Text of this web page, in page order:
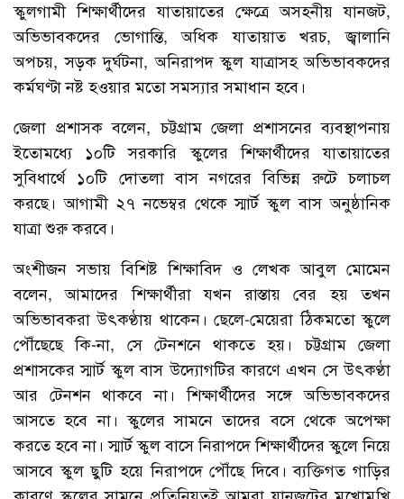
স্কুলগামী শিক্ষার্থীদের যাতায়াতের ক্ষেত্রে অসহনীয় যানজট,
অভিভাবকদের ভোগান্তি, অধিক যাতায়াত খরচ, জ্বালানি
অপচয়, সড়ক দুর্ঘটনা, অনিরাপদ স্কুল যাত্রাসহ অভিভাবকদের
কর্মঘণ্টা নষ্ট হওয়ার মতো সমস্যার সমাধান হবে।
জেলা প্রশাসক বলেন, চট্টগ্রাম জেলা প্রশাসনের ব্যবস্থাপনায়
ইতোমধ্যে ১০টি সরকারি স্কুলের শিক্ষার্থীদের যাতায়াতের
সুবিধার্থে ১০টি দোতলা বাস নগরের বিভিন্ন রুটে চলাচল
করছে। আগামী ২৭ নভেম্বর থেকে স্মার্ট স্কুল বাস অনুষ্ঠানিক
যাত্রা শুরু করবে।
অংশীজন সভায় বিশিষ্ট শিক্ষাবিদ ও লেখক আবুল মোমেন
বলেন, আমাদের শিক্ষার্থীরা যখন রাস্তায় বের হয় তখন
অভিভাবকরা উৎকণ্ঠায় থাকেন। ছেলে-মেয়েরা ঠিকমতো স্কুলে
পৌঁছেছে কি-না, সে টেনশনে থাকতে হয়। চট্টগ্রাম জেলা
প্রশাসকের স্মার্ট স্কুল বাস উদ্যোগটির কারণে এখন সে উৎকণ্ঠা
আর টেনশন থাকবে না। শিক্ষার্থীদের সঙ্গে অভিভাবকদের
আসতে হবে না। স্কুলের সামনে তাদের বসে থেকে অপেক্ষা
করতে হবে না। স্মার্ট স্কুল বাসে নিরাপদে শিক্ষার্থীদের স্কুলে নিয়ে
আসবে স্কুল ছুটি হয়ে নিরাপদে পৌঁছে দিবে। ব্যক্তিগত গাড়ির